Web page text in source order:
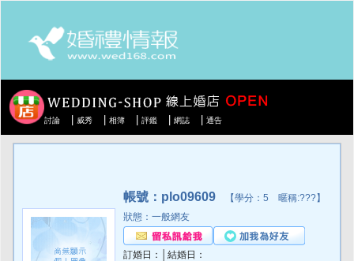
討論 威秀 相簿 評鑑 網誌 通告
帳號：plo09609 【學分：5 暱稱:???】
狀態：一般網友
訂婚日：│結婚日：